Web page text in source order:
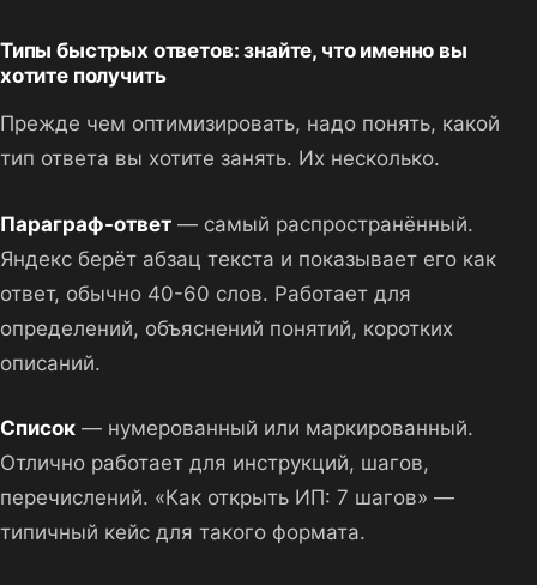
Типы быстрых ответов: знайте, что именно вы
хотите получить
Прежде чем оптимизировать, надо понять, какой
тип ответа вы хотите занять. Их несколько.
Параграф-ответ — самый распространённый.
Яндекс берёт абзац текста и показывает его как
ответ, обычно 40-60 слов. Работает для
определений, объяснений понятий, коротких
описаний.
Список — нумерованный или маркированный.
Отлично работает для инструкций, шагов,
перечислений. «Как открыть ИП: 7 шагов» —
типичный кейс для такого формата.